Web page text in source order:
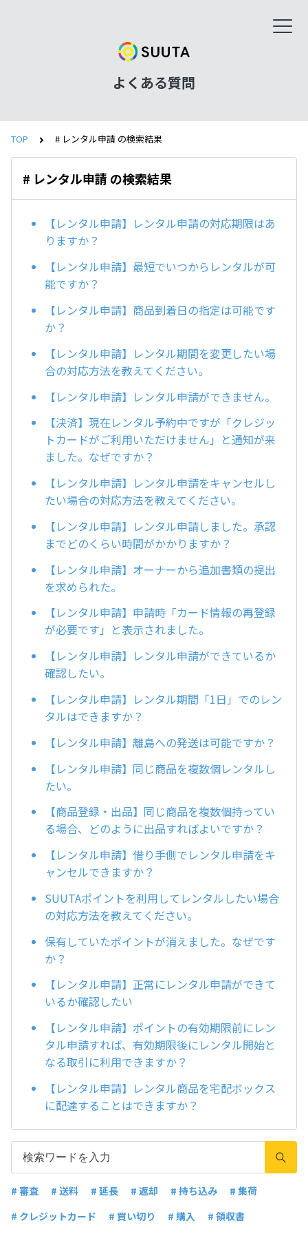
よくある質問
TOP # レンタル申請 の検索結果
# レンタル申請 の検索結果
【レンタル申請】レンタル申請の対応期限はあ
りますか？
【レンタル申請】最短でいつからレンタルが可
能ですか？
【レンタル申請】商品到着日の指定は可能です
か？
【レンタル申請】レンタル期間を変更したい場
合の対応方法を教えてください。
【レンタル申請】レンタル申請ができません。
【決済】現在レンタル予約中ですが「クレジッ
トカードがご利用いただけません」と通知が来
ました。なぜですか？
【レンタル申請】レンタル申請をキャンセルし
たい場合の対応方法を教えてください。
【レンタル申請】レンタル申請しました。承認
までどのくらい時間がかかりますか？
【レンタル申請】オーナーから追加書類の提出
を求められた。
【レンタル申請】申請時「カード情報の再登録
が必要です」と表示されました。
【レンタル申請】レンタル申請ができているか
確認したい。
【レンタル申請】レンタル期間「1日」でのレン
タルはできますか？
【レンタル申請】離島への発送は可能ですか？
【レンタル申請】同じ商品を複数個レンタルし
たい。
【商品登録・出品】同じ商品を複数個持ってい
る場合、どのように出品すればよいですか？
【レンタル申請】借り手側でレンタル申請をキ
ャンセルできますか？
SUUTAポイントを利用してレンタルしたい場合
の対応方法を教えてください。
保有していたポイントが消えました。なぜです
か？
【レンタル申請】正常にレンタル申請ができて
いるか確認したい
【レンタル申請】ポイントの有効期限前にレン
タル申請すれば、有効期限後にレンタル開始と
なる取引に利用できますか？
【レンタル申請】レンタル商品を宅配ボックス
に配達することはできますか？
# 審査 # 送料 # 延長 # 返却 # 持ち込み
# 集荷
# クレジットカード
# 買い切り # 購入 # 領収書